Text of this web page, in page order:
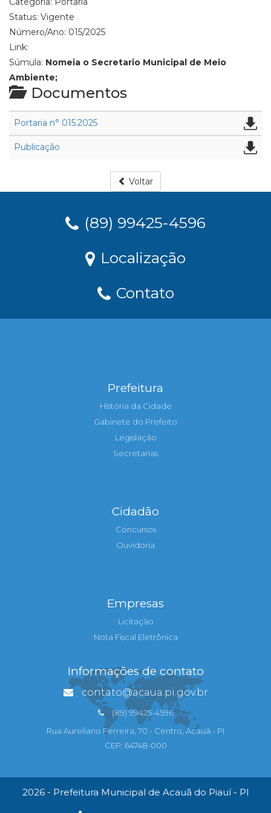
Status: Vigente
Número/Ano: 015/2025
Link:
Súmula: Nomeia o Secretario Municipal de Meio
Ambiente;
Documentos
Portaria n° 015.2025
Publicação
Voltar
(89) 99425-4596
Localização
Contato
Prefeitura
História da Cidade
Gabinete do Prefeito
Legislação
Secretarias
Cidadão
Concursos
Ouvidoria
Empresas
Licitação
Nota Fiscal Eletrônica
Informações de contato
contato@acaua.pi.gov.br
(89) 99425-4596
Rua Aureliano Ferreira, 70 - Centro, Acauã - PI
CEP: 64748-000
2026 - Prefeitura Municipal de Acauã do Piauí - PI